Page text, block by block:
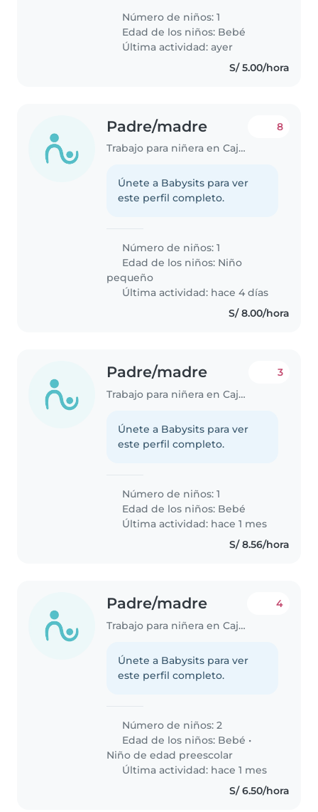
Número de niños: 1
Edad de los niños: Bebé
Última actividad: ayer
S/ 5.00/hora
Padre/madre
Trabajo para niñera en Cajamarca
8
Únete a Babysits para ver
este perfil completo.
Número de niños: 1
Edad de los niños: Niño
pequeño
Última actividad: hace 4 días
S/ 8.00/hora
Padre/madre
Trabajo para niñera en Cajamarca
3
Únete a Babysits para ver
este perfil completo.
Número de niños: 1
Edad de los niños: Bebé
Última actividad: hace 1 mes
S/ 8.56/hora
Padre/madre
Trabajo para niñera en Cajamarca
4
Únete a Babysits para ver
este perfil completo.
Número de niños: 2
Edad de los niños: Bebé •
Niño de edad preescolar
Última actividad: hace 1 mes
S/ 6.50/hora